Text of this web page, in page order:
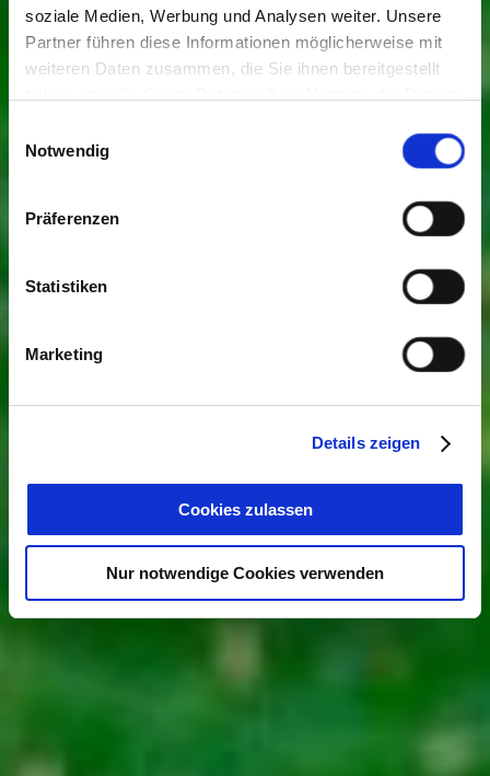
soziale Medien, Werbung und Analysen weiter. Unsere
Partner führen diese Informationen möglicherweise mit
weiteren Daten zusammen, die Sie ihnen bereitgestellt
Cookies, wenn Sie unsere Webseite weiterhin nutzen.
Notwendig
Präferenzen
Statistiken
Marketing
Details zeigen
Cookies zulassen
Nur notwendige Cookies verwenden